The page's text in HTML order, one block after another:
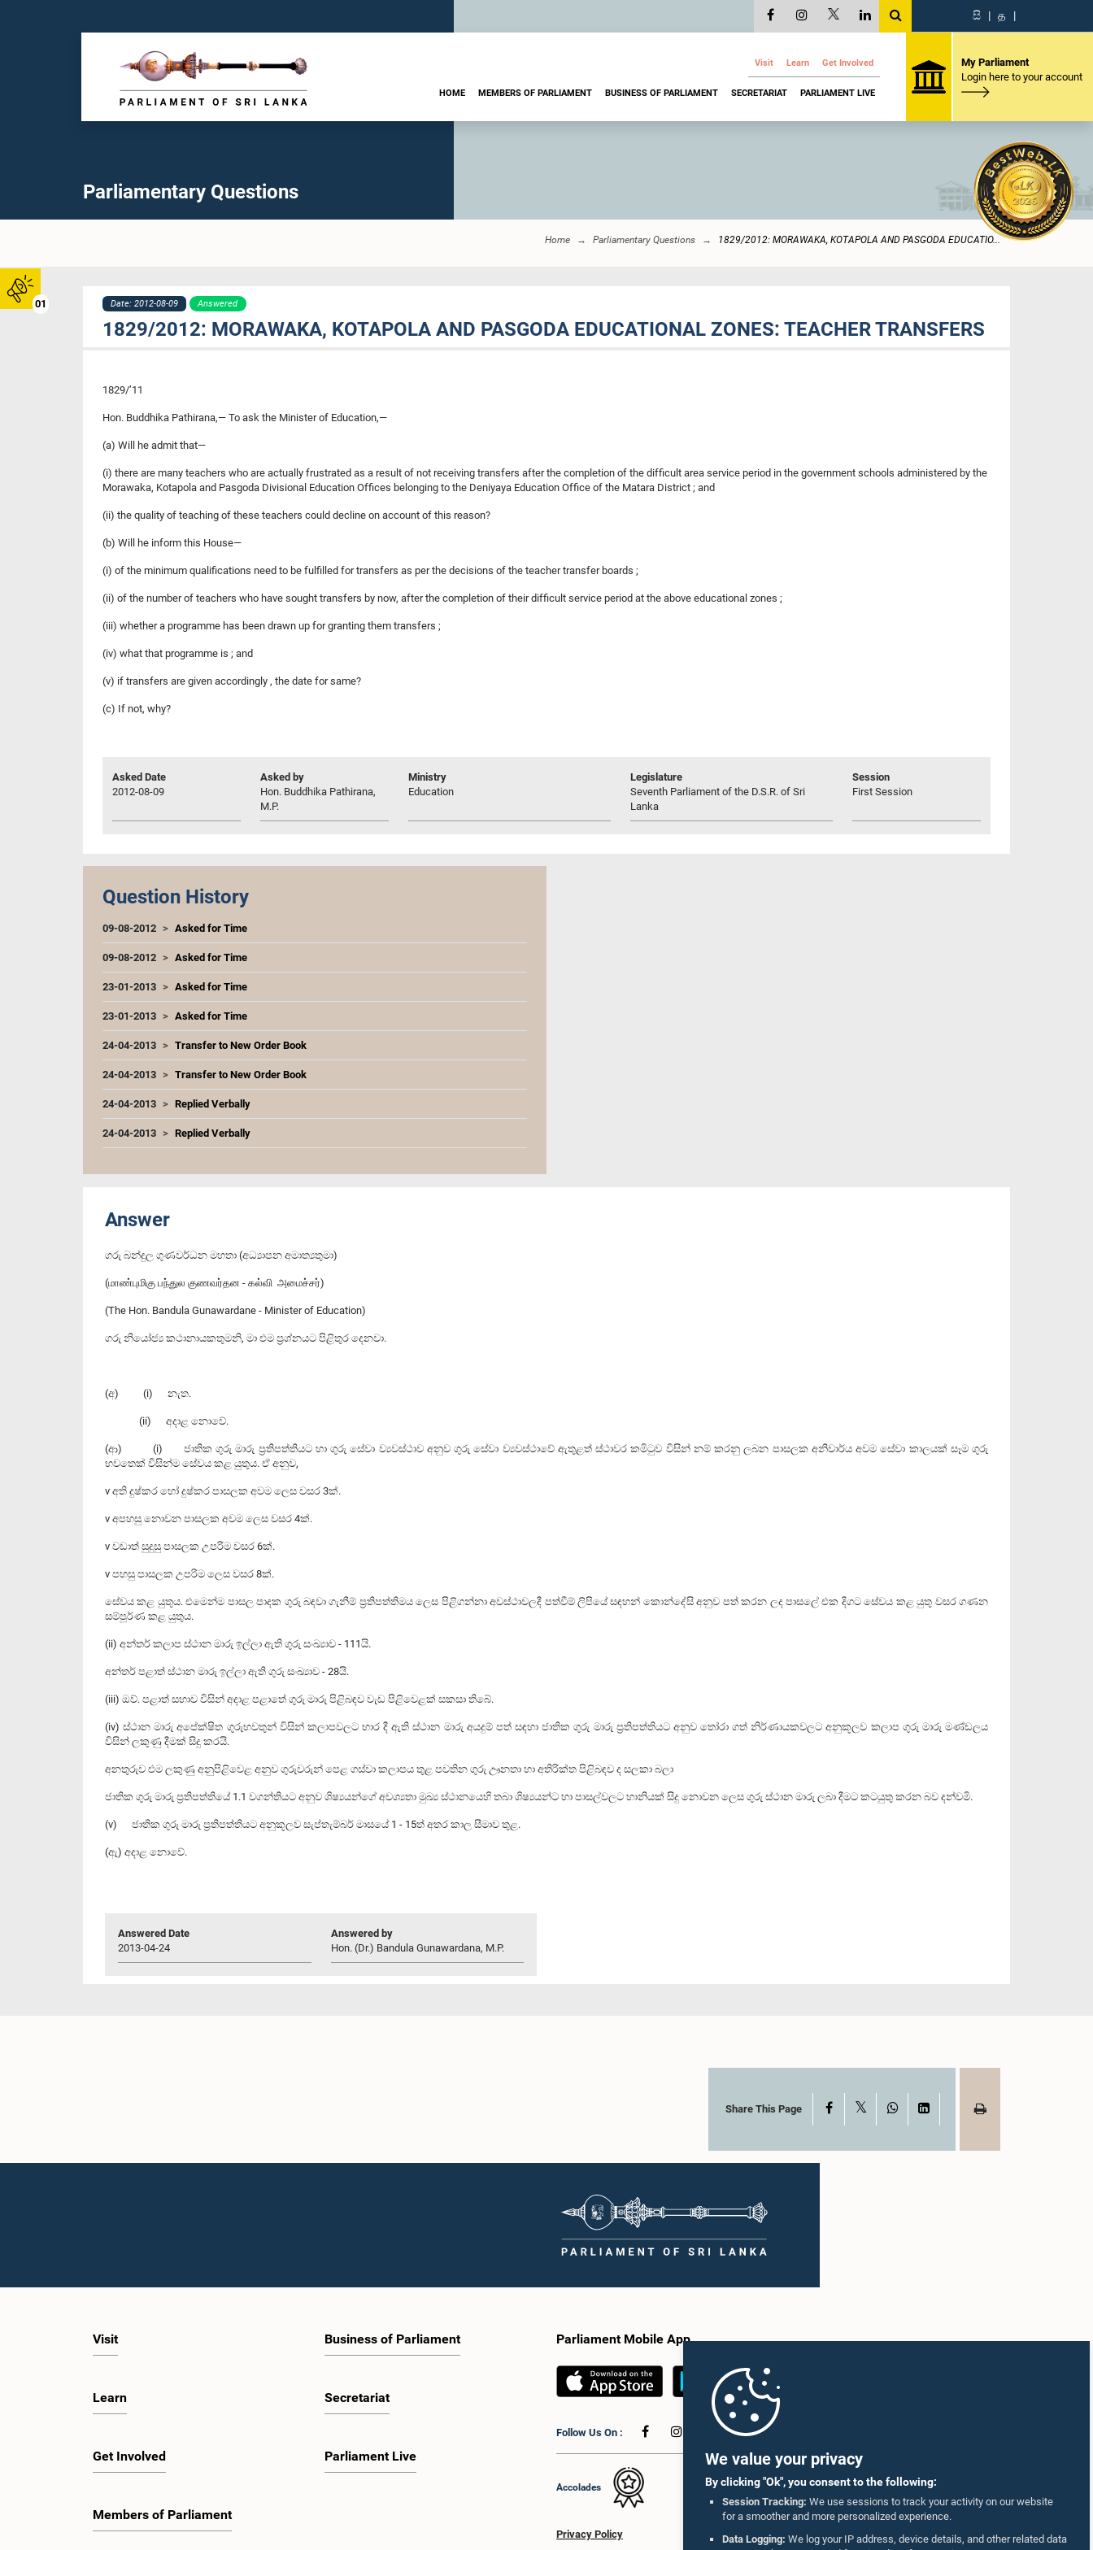
We value your privacy
By clicking "Ok", you consent to the following:
Session Tracking: We use sessions to track your activity on our website
for a smoother and more personalized experience.
Data Logging: We log your IP address, device details, and other related data
01
සි | த |
Visit Learn Get Involved
HOME MEMBERS OF PARLIAMENT BUSINESS OF PARLIAMENT SECRETARIAT PARLIAMENT LIVE
My Parliament
Login here to your account
Parliamentary Questions
Home Parliamentary Questions 1829/2012: MORAWAKA, KOTAPOLA AND PASGODA EDUCATIO...
Date: 2012-08-09 Answered
1829/2012: MORAWAKA, KOTAPOLA AND PASGODA EDUCATIONAL ZONES: TEACHER TRANSFERS
1829/’11
Hon. Buddhika Pathirana,— To ask the Minister of Education,—
(a) Will he admit that—
(i) there are many teachers who are actually frustrated as a result of not receiving transfers after the completion of the difficult area service period in the government schools administered by the
Morawaka, Kotapola and Pasgoda Divisional Education Offices belonging to the Deniyaya Education Office of the Matara District ; and
(ii) the quality of teaching of these teachers could decline on account of this reason?
(b) Will he inform this House—
(i) of the minimum qualifications need to be fulfilled for transfers as per the decisions of the teacher transfer boards ;
(ii) of the number of teachers who have sought transfers by now, after the completion of their difficult service period at the above educational zones ;
(iii) whether a programme has been drawn up for granting them transfers ;
(iv) what that programme is ; and
(v) if transfers are given accordingly , the date for same?
(c) If not, why?
Asked Date
2012-08-09
Asked by
Hon. Buddhika Pathirana,
M.P.
Ministry
Education
Legislature
Seventh Parliament of the D.S.R. of Sri
Lanka
Session
First Session
Question History
09-08-2012 Asked for Time
09-08-2012 Asked for Time
23-01-2013 Asked for Time
23-01-2013 Asked for Time
24-04-2013 Transfer to New Order Book
24-04-2013 Transfer to New Order Book
24-04-2013 Replied Verbally
24-04-2013 Replied Verbally
Answer
ගරු බන්දුල ගුණවර්ධන මහතා (අධ්‍යාපන අමාත්‍යතුමා)
(மாண்புமிகு பந்துல குணவர்தன - கல்வி அமைச்சர்)
(The Hon. Bandula Gunawardane - Minister of Education)
ගරු නියෝජ්‍ය කථානායකතුමනි, මා එම ප්‍රශ්නයට පිළිතුර දෙනවා.
(අ) (i) නැත.
(ii) අදාළ නොවේ.
(ආ) (i) ජාතික ගුරු මාරු ප්‍රතිපත්තියට හා ගුරු සේවා ව්‍යවස්ථාව අනුව ගුරු සේවා ව්‍යවස්ථාවේ ඇතුළත් ස්ථාවර කමිටුව විසින් නම් කරනු ලබන පාසලක අනිවාර්ය අවම සේවා කාලයක් සෑම ගුරු
භවතෙක් විසින්ම සේවය කළ යුතුය. ඒ අනුව,
v අති දුෂ්කර හෝ දුෂ්කර පාසලක අවම ලෙස වසර 3ක්.
v අපහසු නොවන පාසලක අවම ලෙස වසර 4ක්.
v වඩාත් සුදුසු පාසලක උපරිම වසර 6ක්.
v පහසු පාසලක උපරිම ලෙස වසර 8ක්.
සේවය කළ යුතුය. එමෙන්ම පාසල පාදක ගුරු බඳවා ගැනීම් ප්‍රතිපත්තිමය ලෙස පිළිගන්නා අවස්ථාවලදී පත්වීම් ලිපියේ සඳහන් කොන්දේසි අනුව පත් කරන ලද පාසලේ එක දිගට සේවය කළ යුතු වසර ගණන
සම්පූර්ණ කළ යුතුය.
(ii) අන්තර් කලාප ස්ථාන මාරු ඉල්ලා ඇති ගුරු සංඛ්‍යාව - 111යි.
අන්තර් පළාත් ස්ථාන මාරු ඉල්ලා ඇති ගුරු සංඛ්‍යාව - 28යි.
(iii) ඔව්. පළාත් සභාව විසින් අදාළ පළාතේ ගුරු මාරු පිළිබඳව වැඩ පිළිවෙළක් සකසා තිබේ.
(iv) ස්ථාන මාරු අපේක්ෂිත ගුරුභවතුන් විසින් කලාපවලට භාර දී ඇති ස්ථාන මාරු අයදුම් පත් සඳහා ජාතික ගුරු මාරු ප්‍රතිපත්තියට අනුව තෝරා ගත් නිර්ණායකවලට අනුකූලව කලාප ගුරු මාරු මණ්ඩලය
විසින් ලකුණු දීමක් සිදු කරයි.
අනතුරුව එම ලකුණු අනුපිළිවෙළ අනුව ගුරුවරුන් පෙළ ගස්වා කලාපය තුළ පවතින ගුරු ඌනතා හා අතිරික්ත පිළිබඳව ද සලකා බලා
ජාතික ගුරු මාරු ප්‍රතිපත්තියේ 1.1 වගන්තියට අනුව ශිෂ්‍යයන්ගේ අවශ්‍යතා මුඛ්‍ය ස්ථානයෙහි තබා ශිෂ්‍යයන්ට හා පාසල්වලට හානියක් සිදු නොවන ලෙස ගුරු ස්ථාන මාරු ලබා දීමට කටයුතු කරන බව දන්වමි.
(v) ජාතික ගුරු මාරු ප්‍රතිපත්තියට අනුකූලව සැප්තැම්බර් මාසයේ 1 - 15ත් අතර කාල සීමාව තුළ.
(ඇ) අදාළ නොවේ.
Answered Date
2013-04-24
Answered by
Hon. (Dr.) Bandula Gunawardana, M.P.
Share This Page Facebook WhatsAppLinkedIn
Visit
Learn
Get Involved
Members of Parliament
Business of Parliament
Secretariat
Parliament Live
Parliament Mobile App
Follow Us On :
Accolades
Privacy Policy